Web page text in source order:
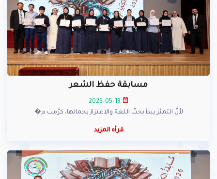
مسابقة حفظ الشعر
لأنَّ التميّز يبدأ بحبِّ اللغة والاعتزاز بجمالها، كرَّمت م�
قرأه المزيد